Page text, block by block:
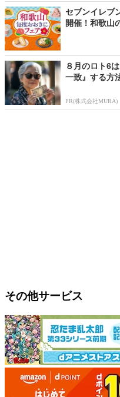
セブンイレブ
開催！和歌山
８月のロト6
一致』する方
PR(株式会社MURA)
その他サービス